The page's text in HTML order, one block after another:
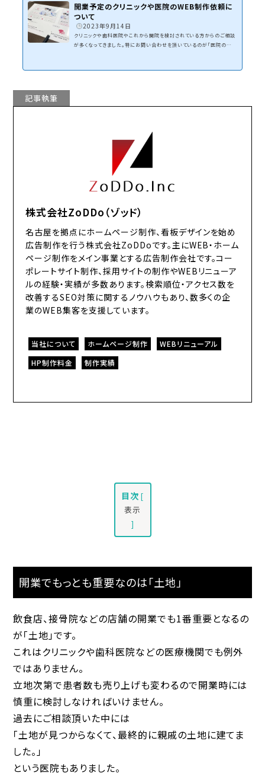
開業予定のクリニックや医院のWEB制作依頼に
ついて
2023年9月14日
クリニックや歯科医院やこれから開院を検討されている方からのご相談
が多くなってきました。特にお問い合わせを頂いているのが「医院のホ
記事執筆
株式会社ZoDDo（ゾッド）
名古屋を拠点にホームページ制作、看板デザインを始め
広告制作を行う株式会社ZoDDoです。主にWEB・ホーム
ページ制作をメイン事業とする広告制作会社です。コー
ポレートサイト制作、採用サイトの制作やWEBリニューア
ルの経験・実績が多数あります。検索順位・アクセス数を
改善するSEO対策に関するノウハウもあり、数多くの企
業のWEB集客を支援しています。
当社について ホームページ制作
WEBリニューアル
HP制作料金
制作実績
目次 [
表示
]
開業でもっとも重要なのは「土地」
飲食店、接骨院などの店舗の開業でも1番重要となるの
が「土地」です。
これはクリニックや歯科医院などの医療機関でも例外
ではありません。
立地次第で患者数も売り上げも変わるので開業時には
慎重に検討しなければいけません。
過去にご相談頂いた中には
「土地が見つからなくて、最終的に親戚の土地に建てま
した。」
という医院もありました。